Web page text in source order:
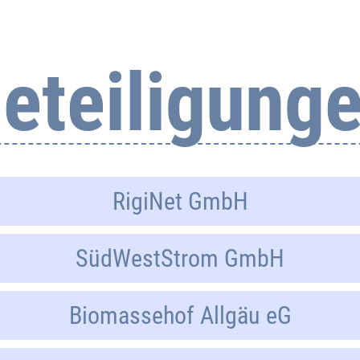
RigiNet GmbH
SüdWestStrom GmbH
Biomassehof Allgäu eG